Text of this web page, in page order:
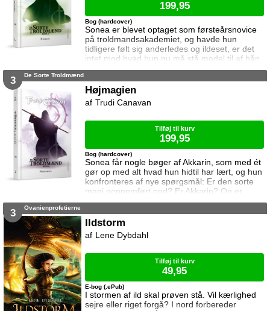
Sonea er blevet optaget som førsteårsnovice
på troldmandsakademiet, og havde hun
tidligere følt sig anderledes og ildeset, er det
intet mod hvad hun nu må stå model til af hån
og nederdrægtigheder. Samtidig fjernes et af
sejle rundt til de omkringliggende lande for at
varetage sin stilling som viceambassadør.
Sonea føler sig snart meget alene med kun
Bog (hardcover)
199,95
3 De Sorte Troldmænd
Højmagien
Sonea får nogle bøger af Akkarin, som med ét
gør op med alt hvad hun hidtil har lært, og hun
konfronteres af nye spørgsmål: Er den sorte
magi gennemført ond? Er Akkarin? Og er
troldmandsakademiet i virkeligheden så sikkert
mange nye og svære valg - valg der kan
troldmandslavet for altid ...
Bog (hardcover)
Trudi Canavan
Tilføj til kurv
199,95
3 Ovanienprofetierne
Ildstorm
I stormen af ild skal prøven stå. Vil kærlighed
sejre eller riget forgå? I nord forbereder
E-bog (.ePub)
Lene Dybdahl
Tilføj til kurv
49,95